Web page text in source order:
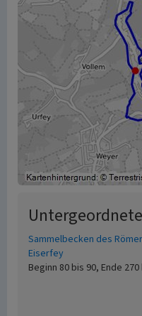
Sammelbecken des
Eiserfey
Beginn 80 bis 90, Ende